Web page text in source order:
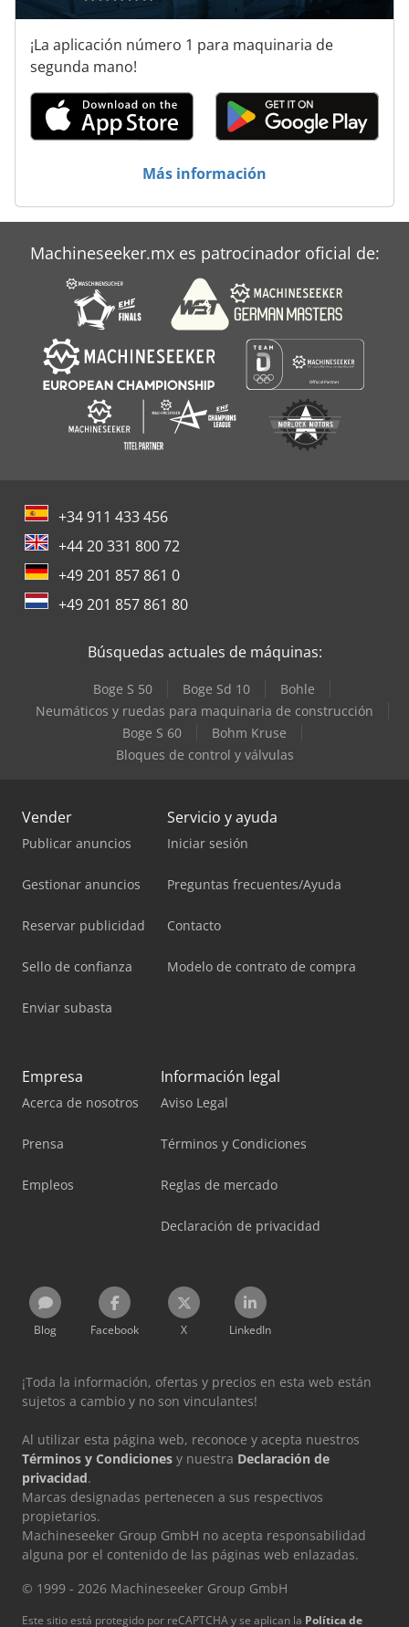
Sistema De Transporte
Tablón De
Transportador De
Transporte De
Transporte De Carga Pesada
¡La aplicación número 1 para maquinaria de
segunda mano!
Más información
Machineseeker.mx es patrocinador oficial de:
+34 911 433 456
+44 20 331 800 72
+49 201 857 861 0
+49 201 857 861 80
Búsquedas actuales de máquinas:
Boge S 50 Boge Sd 10
Bohle
Neumáticos y ruedas para maquinaria de construcción
Boge S 60
Bohm Kruse
Bloques de control y válvulas
Vender
Publicar anuncios
Gestionar anuncios
Reservar publicidad
Sello de confianza
Enviar subasta
Servicio y ayuda
Iniciar sesión
Preguntas frecuentes/Ayuda
Contacto
Modelo de contrato de compra
Empresa
Acerca de nosotros
Prensa
Empleos
Información legal
Aviso Legal
Términos y Condiciones
Reglas de mercado
Declaración de privacidad
Blog Facebook X LinkedIn
¡Toda la información, ofertas y precios en esta web están
sujetos a cambio y no son vinculantes!
Al utilizar esta página web, reconoce y acepta nuestros
Términos y Condiciones y nuestra Declaración de
privacidad.
Marcas designadas pertenecen a sus respectivos
propietarios.
Machineseeker Group GmbH no acepta responsabilidad
alguna por el contenido de las páginas web enlazadas.
© 1999 - 2026 Machineseeker Group GmbH
Este sitio está protegido por reCAPTCHA y se aplican la Política de